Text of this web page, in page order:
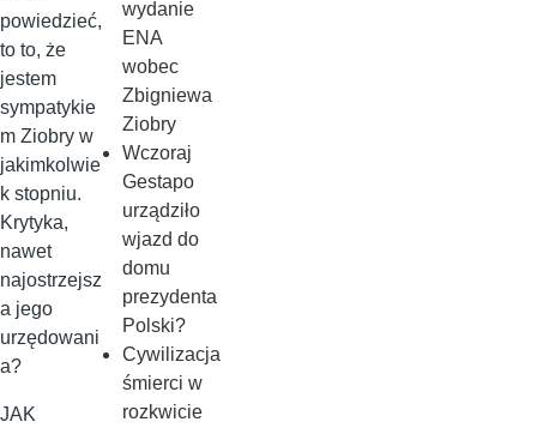
powiedzieć,
to to, że
jestem
sympatykie
m Ziobry w
jakimkolwie
k stopniu.
Krytyka,
nawet
najostrzejsz
a jego
urzędowani
a?
JAK
wydanie
ENA
wobec
Zbigniewa
Ziobry
Wczoraj
Gestapo
urządziło
wjazd do
domu
prezydenta
Polski?
Cywilizacja
śmierci w
rozkwicie